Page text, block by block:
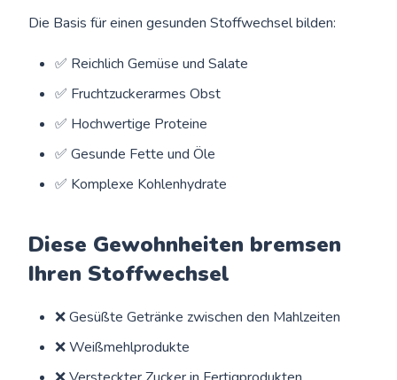
Die Basis für einen gesunden Stoffwechsel bilden:
✅ Reichlich Gemüse und Salate
✅ Fruchtzuckerarmes Obst
✅ Hochwertige Proteine
✅ Gesunde Fette und Öle
✅ Komplexe Kohlenhydrate
Diese Gewohnheiten bremsen
Ihren Stoffwechsel
❌ Gesüßte Getränke zwischen den Mahlzeiten
❌ Weißmehlprodukte